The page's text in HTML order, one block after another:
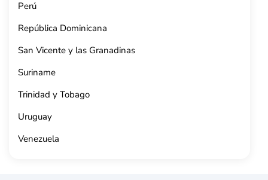
Perú
República Dominicana
San Vicente y las Granadinas
Suriname
Trinidad y Tobago
Uruguay
Venezuela